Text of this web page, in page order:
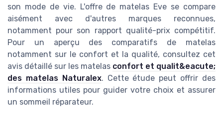
son mode de vie. L'offre de matelas Eve se compare
aisément avec d'autres marques reconnues,
notamment pour son rapport qualité-prix compétitif.
Pour un aperçu des comparatifs de matelas
notamment sur le confort et la qualité, consultez cet
avis détaillé sur les matelas confort et qualit&eacute;
des matelas Naturalex. Cette étude peut offrir des
informations utiles pour guider votre choix et assurer
un sommeil réparateur.